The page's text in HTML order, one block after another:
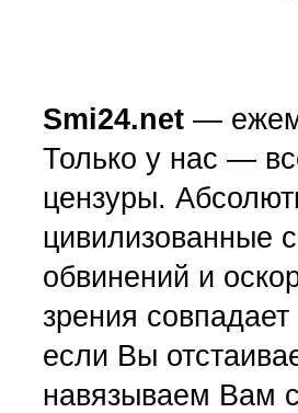
Smi24.net —
Только у нас —
цензуры.
цивилизованные
обвинений и
зрения
если Вы
навязываем Вам